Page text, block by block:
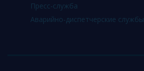
Пресс-служба
Аварийно-диспетчерские службы